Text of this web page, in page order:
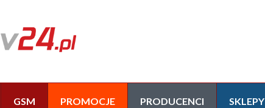
GSM PROMOCJE PRODUCENCI SKLEPY